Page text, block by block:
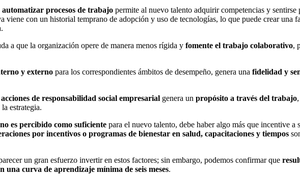
procesos de trabajo permite al nuevo talento adquirir competencias y
con un historial temprano de adopción y uso de tecnologías, lo que puede crear una
a que la organización opere de manera menos rígida y fomente el trabajo colaborativo,
y externo para los correspondientes ámbitos de desempeño, genera una fidelidad y
de responsabilidad social empresarial genera un propósito a través del trabajo
estrategia.
es percibido como suficiente para el nuevo talento, debe haber algo más que incentive
por incentivos o programas de bienestar en salud, capacitaciones y tiempos
un gran esfuerzo invertir en estos factores; sin embargo, podemos confirmar que
curva de aprendizaje mínima de seis meses.